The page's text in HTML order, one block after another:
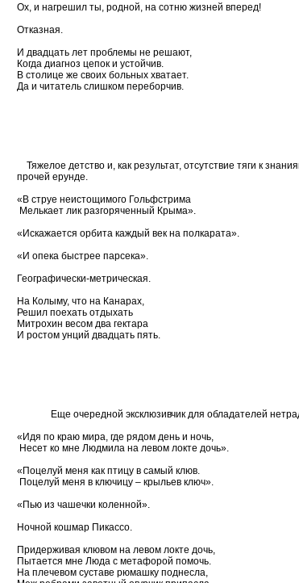
Ох, и нагрешил ты, родной, на сотню жизней вперед!
Отказная.
И двадцать лет проблемы не решают,
Когда диагноз цепок и устойчив.
В столице же своих больных хватает.
Да и читатель слишком переборчив.
Тяжелое детство и, как результат, отсутствие тяги к
прочей ерунде.
«В струе неистощимого Гольфстрима
Мелькает лик разгоряченный Крыма».
«Искажается орбита каждый век на полкарата».
«И опека быстрее парсека».
Географически-метрическая.
На Колыму, что на Канарах,
Решил поехать отдыхать
Митрохин весом два гектара
И ростом унций двадцать пять.
Еще очередной эксклюзивчик для обладателей
«Идя по краю мира, где рядом день и ночь,
Несет ко мне Людмила на левом локте дочь».
«Поцелуй меня как птицу в самый клюв.
Поцелуй меня в ключицу – крыльев ключ».
«Пью из чашечки коленной».
Ночной кошмар Пикассо.
Придерживая клювом на левом локте дочь,
Пытается мне Люда с метафорой помочь.
На плечевом суставе рюмашку поднесла,